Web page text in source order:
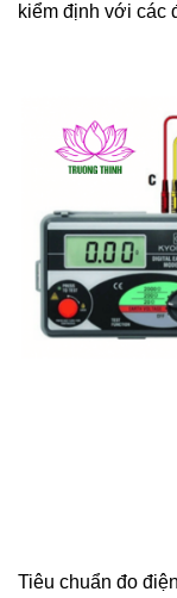
kiểm định với các
Tiêu chuẩn đo